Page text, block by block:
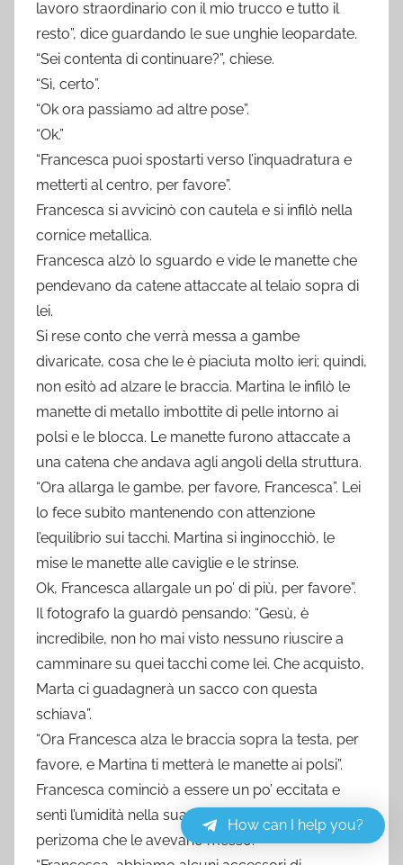
lavoro straordinario con il mio trucco e tutto il
resto”, dice guardando le sue unghie leopardate.
“Sei contenta di continuare?”, chiese.
“Sì, certo”.
“Ok ora passiamo ad altre pose”.
“Ok.”
“Francesca puoi spostarti verso l’inquadratura e
metterti al centro, per favore”.
Francesca si avvicinò con cautela e si infilò nella
cornice metallica.
Francesca alzò lo sguardo e vide le manette che
pendevano da catene attaccate al telaio sopra di
lei.
Si rese conto che verrà messa a gambe
divaricate, cosa che le è piaciuta molto ieri; quindi,
non esitò ad alzare le braccia. Martina le infilò le
manette di metallo imbottite di pelle intorno ai
polsi e le blocca. Le manette furono attaccate a
una catena che andava agli angoli della struttura.
“Ora allarga le gambe, per favore, Francesca”. Lei
lo fece subito mantenendo con attenzione
l’equilibrio sui tacchi. Martina si inginocchiò, le
mise le manette alle caviglie e le strinse.
Ok, Francesca allargale un po’ di più, per favore”.
Il fotografo la guardò pensando: “Gesù, è
incredibile, non ho mai visto nessuno riuscire a
camminare su quei tacchi come lei. Che acquisto,
Marta ci guadagnerà un sacco con questa
schiava”.
“Ora Francesca alza le braccia sopra la testa, per
favore, e Martina ti metterà le manette ai polsi”.
Francesca cominciò a essere un po’ eccitata e
sentì l’umidità nella sua figa e sul piccolo
perizoma che le avevano messo.
How can I help you?